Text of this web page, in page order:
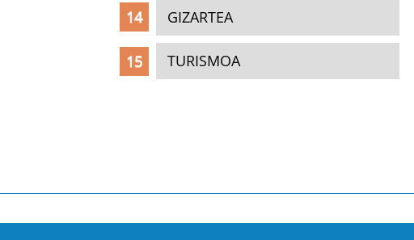
GIZARTEA
TURISMOA